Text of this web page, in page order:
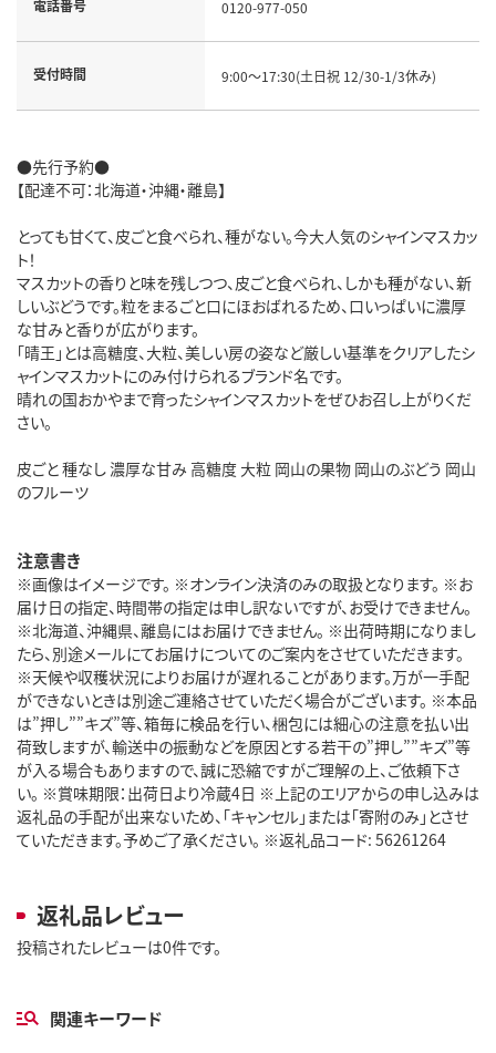
電話番号 0120-977-050
受付時間 9:00～17:30(土日祝 12/30-1/3休み)
●先行予約●
【配達不可：北海道・沖縄・離島】
とっても甘くて、皮ごと食べられ、種がない。今大人気のシャインマスカッ
ト！
マスカットの香りと味を残しつつ、皮ごと食べられ、しかも種がない、新
しいぶどうです。粒をまるごと口にほおばれるため、口いっぱいに濃厚
な甘みと香りが広がります。
「晴王」とは高糖度、大粒、美しい房の姿など厳しい基準をクリアしたシ
ャインマスカットにのみ付けられるブランド名です。
晴れの国おかやまで育ったシャインマスカットをぜひお召し上がりくだ
さい。
皮ごと 種なし 濃厚な甘み 高糖度 大粒 岡山の果物 岡山のぶどう 岡山
のフルーツ
注意書き
※画像はイメージです。 ※オンライン決済のみの取扱となります。 ※お
届け日の指定、時間帯の指定は申し訳ないですが、お受けできません。
※北海道、沖縄県、離島にはお届けできません。 ※出荷時期になりまし
たら、別途メールにてお届けについてのご案内をさせていただきます。
※天候や収穫状況によりお届けが遅れることがあります。万が一手配
ができないときは別途ご連絡させていただく場合がございます。 ※本品
は”押し””キズ”等、箱毎に検品を行い、梱包には細心の注意を払い出
荷致しますが、輸送中の振動などを原因とする若干の”押し””キズ”等
が入る場合もありますので、誠に恐縮ですがご理解の上、ご依頼下さ
い。 ※賞味期限：出荷日より冷蔵4日 ※上記のエリアからの申し込みは
返礼品の手配が出来ないため、「キャンセル」または「寄附のみ」とさせ
ていただきます。予めご了承ください。 ※返礼品コード: 56261264
返礼品レビュー
投稿されたレビューは0件です。
関連キーワード